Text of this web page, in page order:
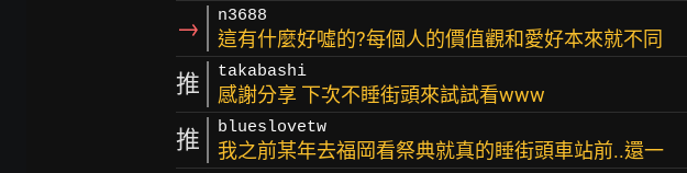
→ n3688
這有什麼好噓的?每個人的價值觀和愛好本來就不同
推 takabashi
感謝分享 下次不睡街頭來試試看www
推 blueslovetw
我之前某年去福岡看祭典就真的睡街頭車站前..還一